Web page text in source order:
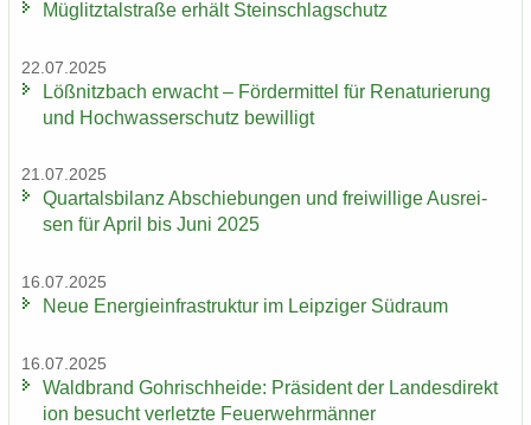
Müg­litz­tal­stra­ße er­hält Stein­schlag­schutz
22.07.2025
Löß­nitz­bach er­wacht – För­der­mit­tel für Re­na­tu­rie­rung
und Hoch­was­ser­schutz be­wil­ligt
21.07.2025
Quar­tals­bi­lanz Ab­schie­bun­gen und frei­wil­li­ge Aus­rei­
sen für April bis Juni 2025
16.07.2025
Neue En­er­gie­in­fra­struk­tur im Leip­zi­ger Süd­raum
16.07.2025
Wald­brand Gohrisch­hei­de: Prä­si­dent der Lan­des­di­rek­t
i­on be­sucht ver­letz­te Feu­er­wehr­män­ner